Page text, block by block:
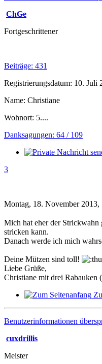
ChGe
Fortgeschrittener
Beiträge: 431
Registrierungsdatum: 10. Juli
Name: Christiane
Wohnort: 5....
Danksagungen: 64 / 109
3
Montag, 18. November 2013,
Mich hat eher der
stricken kann.
Danach werde ich mich
Deine Mützen sind toll!
Liebe Grüße,
Christiane mit drei Rabauken
Benutzerinformationen
cuxdrillis
Meister